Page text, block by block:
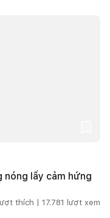
nóng lấy cảm hứng
lượt thích | 17.781 lượt xem